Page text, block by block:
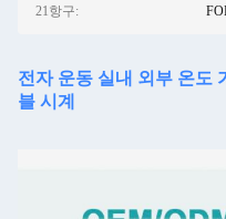
21항구:
전자 운동 실내 외부 온도
블 시계